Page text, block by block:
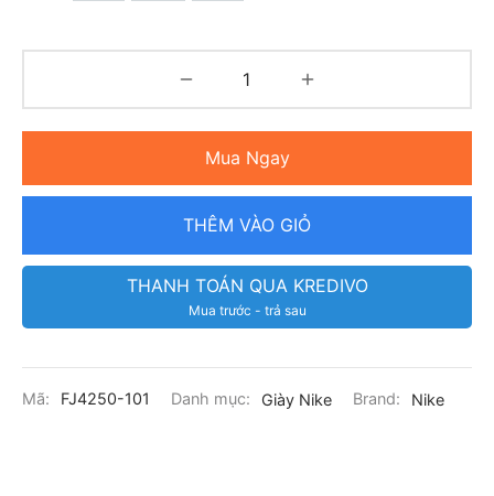
Mua Ngay
THÊM VÀO GIỎ
THANH TOÁN QUA KREDIVO
Mua trước - trả sau
Mã: FJ4250-101 Danh mục: Giày Nike Brand: Nike